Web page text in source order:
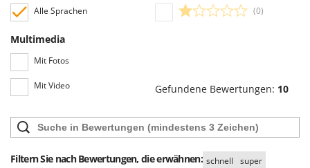
Alle Sprachen
Multimedia
Mit Fotos
Mit Video
(0)
Gefundene Bewertungen: 10
Filtern Sie nach Bewertungen, die erwähnen: schnell
super